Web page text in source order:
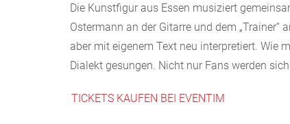
Die Kunstfigur aus Essen musiziert
Ostermann an der Gitarre und dem
aber mit eigenem Text neu interpretiert. Wie
Dialekt gesungen. Nicht nur Fans werden
TICKETS KAUFEN BEI EVENTIM